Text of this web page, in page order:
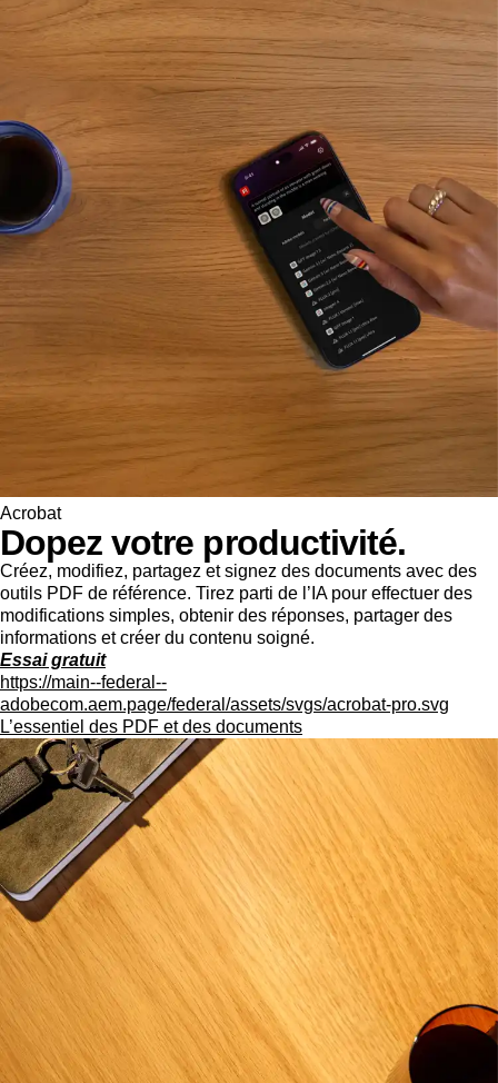
Acrobat
Dopez votre productivité.
Créez, modifiez, partagez et signez des documents avec des
outils PDF de référence. Tirez parti de l’IA pour effectuer des
modifications simples, obtenir des réponses, partager des
informations et créer du contenu soigné.
Essai gratuit
https://main--federal--
adobecom.aem.page/federal/assets/svgs/acrobat-pro.svg
L’essentiel des PDF et des documents